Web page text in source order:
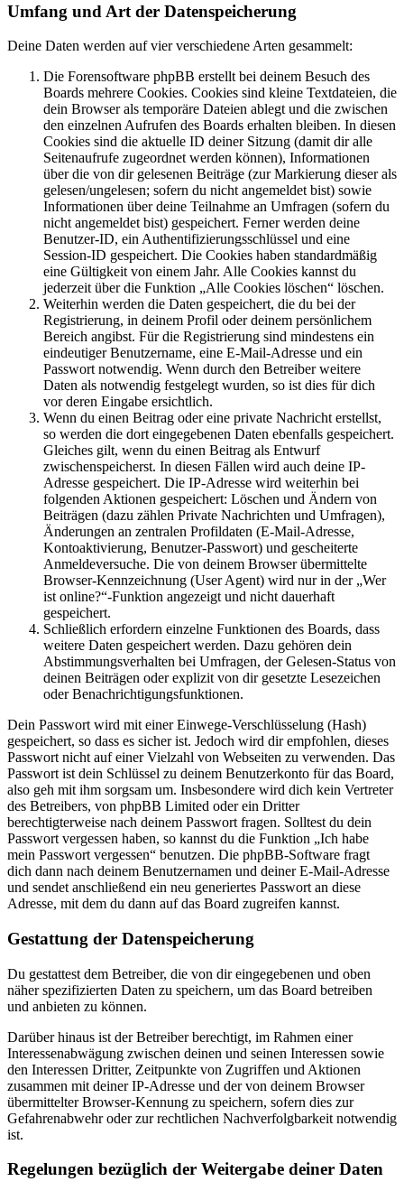
Umfang und Art der Datenspeicherung
Deine Daten werden auf vier verschiedene Arten gesammelt:
Die Forensoftware phpBB erstellt bei deinem Besuch des
Boards mehrere Cookies. Cookies sind kleine Textdateien, die
dein Browser als temporäre Dateien ablegt und die zwischen
den einzelnen Aufrufen des Boards erhalten bleiben. In diesen
Cookies sind die aktuelle ID deiner Sitzung (damit dir alle
Seitenaufrufe zugeordnet werden können), Informationen
über die von dir gelesenen Beiträge (zur Markierung dieser als
gelesen/ungelesen; sofern du nicht angemeldet bist) sowie
Informationen über deine Teilnahme an Umfragen (sofern du
nicht angemeldet bist) gespeichert. Ferner werden deine
Benutzer-ID, ein Authentifizierungsschlüssel und eine
Session-ID gespeichert. Die Cookies haben standardmäßig
eine Gültigkeit von einem Jahr. Alle Cookies kannst du
jederzeit über die Funktion „Alle Cookies löschen“ löschen.
Weiterhin werden die Daten gespeichert, die du bei der
Registrierung, in deinem Profil oder deinem persönlichem
Bereich angibst. Für die Registrierung sind mindestens ein
eindeutiger Benutzername, eine E-Mail-Adresse und ein
Passwort notwendig. Wenn durch den Betreiber weitere
Daten als notwendig festgelegt wurden, so ist dies für dich
vor deren Eingabe ersichtlich.
Wenn du einen Beitrag oder eine private Nachricht erstellst,
so werden die dort eingegebenen Daten ebenfalls gespeichert.
Gleiches gilt, wenn du einen Beitrag als Entwurf
zwischenspeicherst. In diesen Fällen wird auch deine IP-
Adresse gespeichert. Die IP-Adresse wird weiterhin bei
folgenden Aktionen gespeichert: Löschen und Ändern von
Beiträgen (dazu zählen Private Nachrichten und Umfragen),
Änderungen an zentralen Profildaten (E-Mail-Adresse,
Kontoaktivierung, Benutzer-Passwort) und gescheiterte
Anmeldeversuche. Die von deinem Browser übermittelte
Browser-Kennzeichnung (User Agent) wird nur in der „Wer
ist online?“-Funktion angezeigt und nicht dauerhaft
gespeichert.
Schließlich erfordern einzelne Funktionen des Boards, dass
weitere Daten gespeichert werden. Dazu gehören dein
Abstimmungsverhalten bei Umfragen, der Gelesen-Status von
deinen Beiträgen oder explizit von dir gesetzte Lesezeichen
oder Benachrichtigungsfunktionen.
Dein Passwort wird mit einer Einwege-Verschlüsselung (Hash)
gespeichert, so dass es sicher ist. Jedoch wird dir empfohlen, dieses
Passwort nicht auf einer Vielzahl von Webseiten zu verwenden. Das
Passwort ist dein Schlüssel zu deinem Benutzerkonto für das Board,
also geh mit ihm sorgsam um. Insbesondere wird dich kein Vertreter
des Betreibers, von phpBB Limited oder ein Dritter
berechtigterweise nach deinem Passwort fragen. Solltest du dein
Passwort vergessen haben, so kannst du die Funktion „Ich habe
mein Passwort vergessen“ benutzen. Die phpBB-Software fragt
dich dann nach deinem Benutzernamen und deiner E-Mail-Adresse
und sendet anschließend ein neu generiertes Passwort an diese
Adresse, mit dem du dann auf das Board zugreifen kannst.
Gestattung der Datenspeicherung
Du gestattest dem Betreiber, die von dir eingegebenen und oben
näher spezifizierten Daten zu speichern, um das Board betreiben
und anbieten zu können.
Darüber hinaus ist der Betreiber berechtigt, im Rahmen einer
Interessenabwägung zwischen deinen und seinen Interessen sowie
den Interessen Dritter, Zeitpunkte von Zugriffen und Aktionen
zusammen mit deiner IP-Adresse und der von deinem Browser
übermittelter Browser-Kennung zu speichern, sofern dies zur
Gefahrenabwehr oder zur rechtlichen Nachverfolgbarkeit notwendig
ist.
Regelungen bezüglich der Weitergabe deiner Daten